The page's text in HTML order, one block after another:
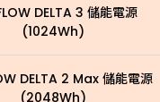
DELTA 3 儲能電源
(1024Wh)
DELTA 2 Max 儲能電源
(2048Wh)